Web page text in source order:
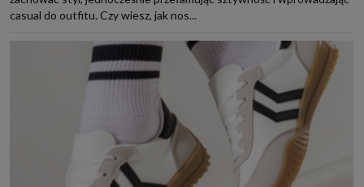
casual do outfitu. Czy wiesz, jak nos...